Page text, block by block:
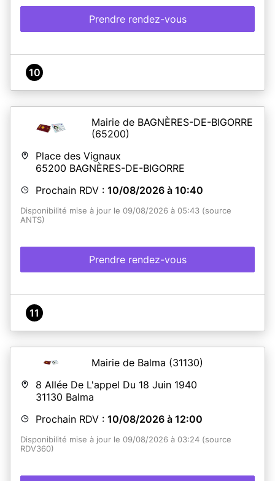
Prendre rendez-vous
10
Mairie de BAGNÈRES-DE-BIGORRE
(65200)
Place des Vignaux
65200 BAGNÈRES-DE-BIGORRE
Prochain RDV : 10/08/2026 à 10:40
Disponibilité mise à jour le 09/08/2026 à 05:43 (source
ANTS)
Prendre rendez-vous
11
Mairie de Balma (31130)
8 Allée De L'appel Du 18 Juin 1940
31130 Balma
Prochain RDV : 10/08/2026 à 12:00
Disponibilité mise à jour le 09/08/2026 à 03:24 (source
RDV360)